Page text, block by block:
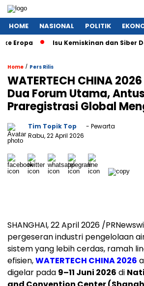
HOME NASIONAL POLITIK
Isu Kemiskinan dan Siber
Home / Pers Rilis
WATERTECH CHINA
Dua Forum Utama,
Praregistrasi Global
Tim Topik Top
- Pewarta
Rabu, 22 April 2026
SHANGHAI, 22 April 2026 /
pergeseran industri pengelolaan
sistem yang lebih cerdas, ramah
efisien,WATERTECH CHINA 2026
digelar pada 9–11 Juni 2026 di